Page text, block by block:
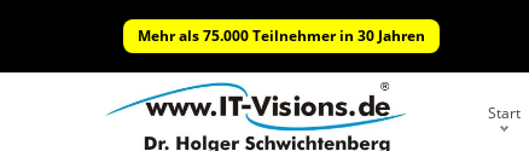
Mehr als 75.000 Teilnehmer in 30 Jahren
Start